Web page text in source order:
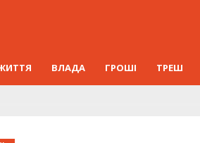
ВЛАДА ГРОШІ ТРЕШ